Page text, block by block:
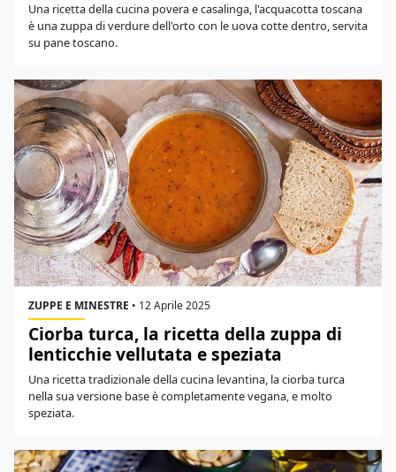
Una ricetta della cucina povera e casalinga, l'acquacotta toscana
è una zuppa di verdure dell'orto con le uova cotte dentro, servita
su pane toscano.
ZUPPE E MINESTRE • 12 Aprile 2025
Ciorba turca, la ricetta della zuppa di
lenticchie vellutata e speziata
Una ricetta tradizionale della cucina levantina, la ciorba turca
nella sua versione base è completamente vegana, e molto
speziata.